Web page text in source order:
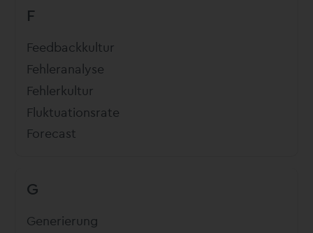
F
Feedbackkultur
Fehleranalyse
Fehlerkultur
Fluktuationsrate
Forecast
G
Generierung